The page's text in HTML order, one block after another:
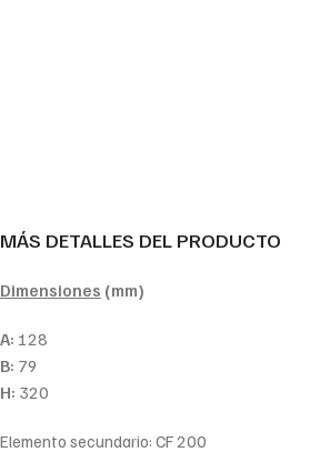
MÁS DETALLES DEL PRODUCTO
Dimensiones (mm)
A: 128
B: 79
H: 320
Elemento secundario: CF 200